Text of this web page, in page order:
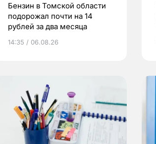
Бензин в Томской области
подорожал почти на 14
рублей за два месяца
14:35 / 06.08.26